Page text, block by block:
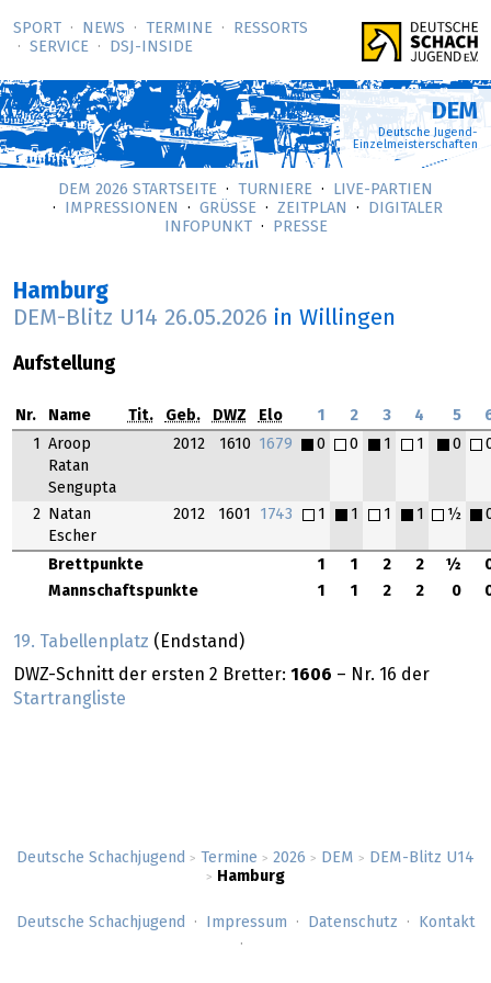
SPORT NEWS TERMINE
RESSORTS
SERVICE
DSJ-­INSIDE
Deutsche Schachjugend > Termine > 2026 > DEM > DEM-Blitz U14
> Hamburg
DEM
Deutsche Jugend-
Einzelmeisterschaften
DEM 2026 STARTSEITE TURNIERE
LIVE-PARTIEN
IMPRESSIONEN
GRÜSSE ZEITPLAN
DIGITALER
INFOPUNKT
PRESSE
Hamburg
DEM-Blitz U14 26.05.2026 in Willingen
Aufstellung
Nr. Name Tit. Geb. DWZ Elo 1 2 3 4 5
Brettpunkte 1 1 2 2 ½
Mannschaftspunkte
1 1 2 2 0
1
Aroop
Ratan
Sengupta
2012 1610 1679 0 0 1 1 0
2
Natan
Escher
2012 1601 1743 1 1 1 1 ½
19. Tabellenplatz (Endstand)
DWZ-Schnitt der ersten 2 Bretter: 1606 – Nr. 16 der
Startrangliste
Deutsche Schachjugend Impressum Datenschutz Kontakt